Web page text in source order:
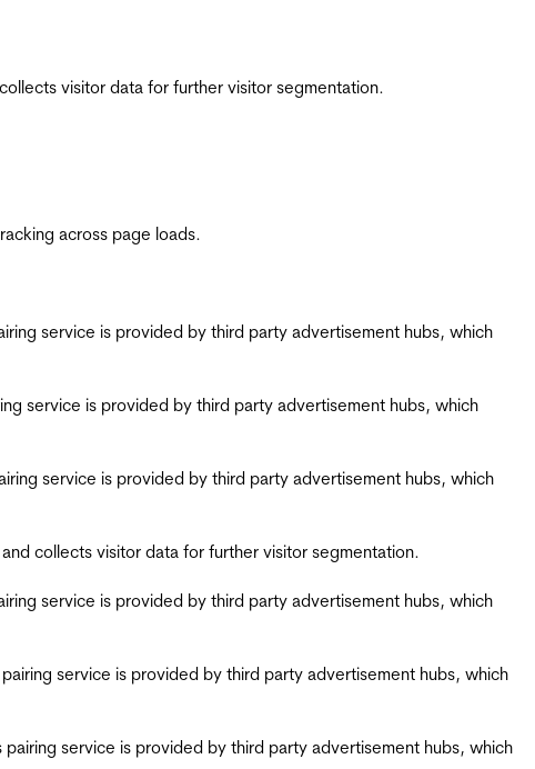
visitor data for further visitor segmentation.
across page loads.
service is provided by third party advertisement hubs, which
service is provided by third party advertisement hubs, which
service is provided by third party advertisement hubs, which
collects visitor data for further visitor segmentation.
service is provided by third party advertisement hubs, which
service is provided by third party advertisement hubs, which
service is provided by third party advertisement hubs, which